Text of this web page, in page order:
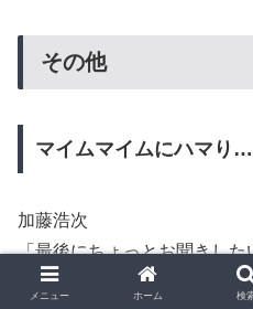
その他
マイムマイムにハマり…
加藤浩次
「最後にちょっとお聞きし
すか？
メニュー ホーム 検